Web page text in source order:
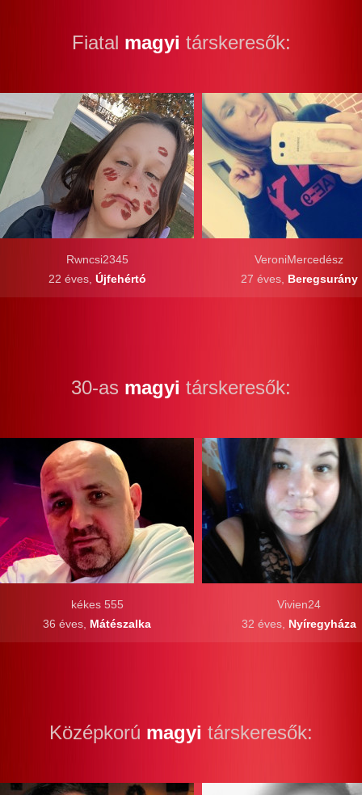
Fiatal magyi társkeresők:
Rwncsi2345
22 éves, Újfehértó
VeroniMercedész
27 éves, Beregsurány
30-as magyi társkeresők:
Vivien24
32 éves, Nyíregyháza
kékes 555
36 éves, Mátészalka
Középkorú magyi társkeresők: